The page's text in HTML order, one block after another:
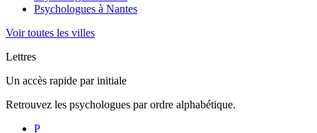
Psychologues à Nantes
Voir toutes les villes
Lettres
Un accès rapide par initiale
Retrouvez les psychologues par ordre alphabétique.
P